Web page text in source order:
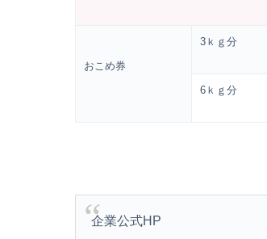
おこめ券
3ｋｇ分
6ｋｇ分
企業公式HP